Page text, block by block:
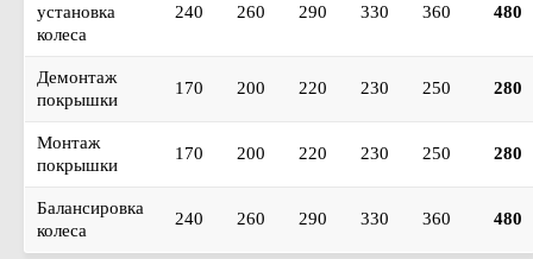
установка
колеса
240 260 290 330 360 480
Демонтаж
покрышки
170 200 220 230 250 280
Монтаж
покрышки
170 200 220 230 250 280
Балансировка
колеса
240 260 290 330 360 480